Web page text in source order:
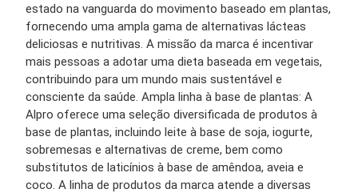
estado na vanguarda do movimento baseado em plantas,
fornecendo uma ampla gama de alternativas lácteas
deliciosas e nutritivas. A missão da marca é incentivar
mais pessoas a adotar uma dieta baseada em vegetais,
contribuindo para um mundo mais sustentável e
consciente da saúde. Ampla linha à base de plantas: A
Alpro oferece uma seleção diversificada de produtos à
base de plantas, incluindo leite à base de soja, iogurte,
sobremesas e alternativas de creme, bem como
substitutos de laticínios à base de amêndoa, aveia e
coco. A linha de produtos da marca atende a diversas